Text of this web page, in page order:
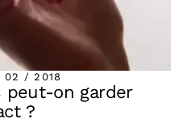
02 / 2018
peut-on garder
?